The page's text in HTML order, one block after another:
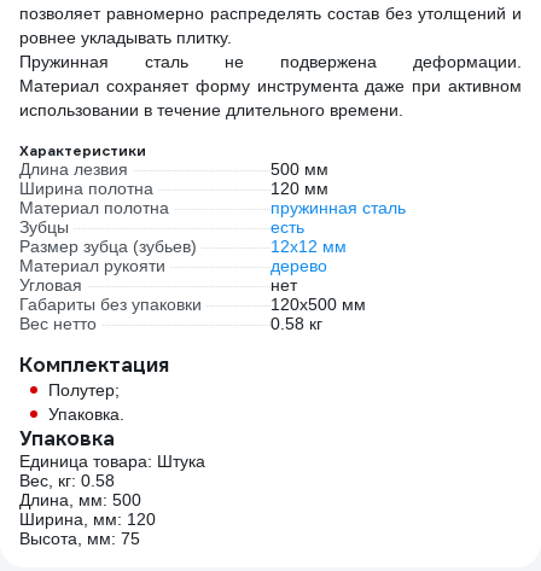
позволяет равномерно распределять состав без утолщений и
ровнее укладывать плитку.
Пружинная сталь не подвержена деформации.
Материал сохраняет форму инструмента даже при активном
использовании в течение длительного времени.
Характеристики
Длина лезвия
500 мм
Ширина полотна
120 мм
Материал полотна
пружинная сталь
Зубцы
есть
Размер зубца (зубьев)
12х12 мм
Материал рукояти
дерево
Угловая
нет
Габариты без упаковки
120х500 мм
Вес нетто
0.58 кг
Комплектация
Полутер;
Упаковка.
Упаковка
Единица товара: Штука
Вес, кг: 0.58
Длина, мм: 500
Ширина, мм: 120
Высота, мм: 75